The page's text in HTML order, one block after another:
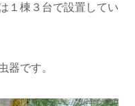
１棟３台で設置してい
器です。